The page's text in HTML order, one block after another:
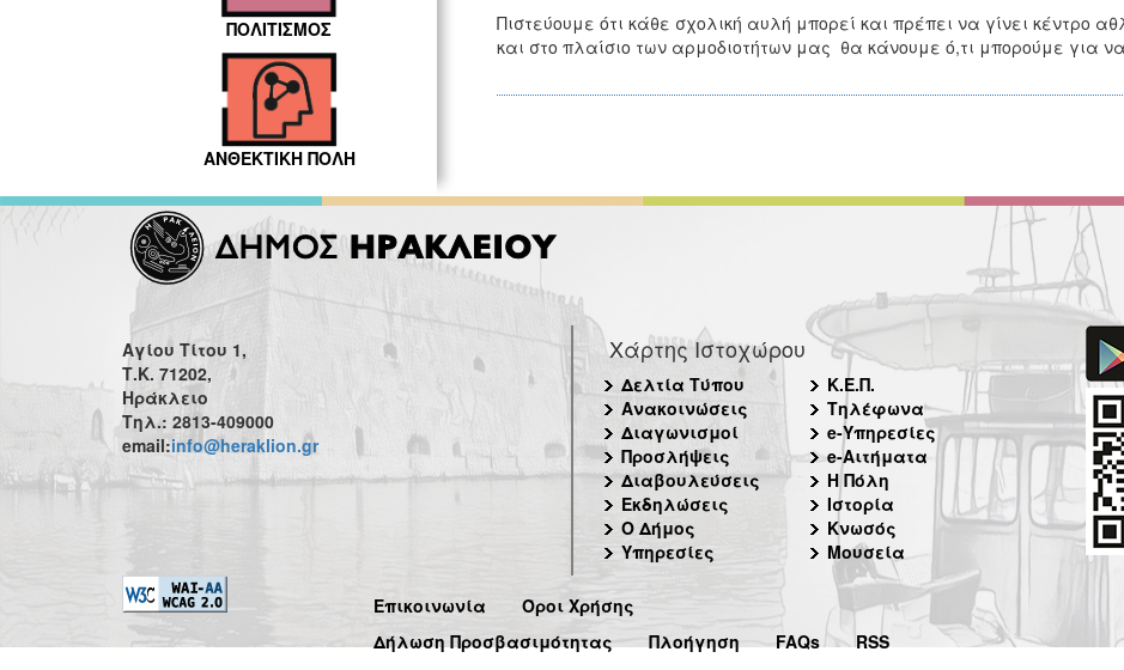
ΠΟΛΙΤΙΣΜΟΣ
ΑΝΘΕΚΤΙΚΗ ΠΟΛΗ
Πιστεύουμε ότι κάθε σχολική αυλή μπορεί και πρέπει να γίνει κέντρο
και στο πλαίσιο των αρμοδιοτήτων μας θα κάνουμε ό,τι μπορούμε για
Αγίου Τίτου 1,
Τ.Κ. 71202,
Ηράκλειο
Τηλ.: 2813-409000
email:info@heraklion.gr
Χάρτης Ιστοχώρου
Δελτία Τύπου
Ανακοινώσεις
Διαγωνισμοί
Προσλήψεις
Διαβουλεύσεις
Εκδηλώσεις
Ο Δήμος
Υπηρεσίες
Κ.Ε.Π.
Τηλέφωνα
e-Υπηρεσίες
e-Αιτήματα
Η Πόλη
Ιστορία
Κνωσός
Μουσεία
Επικοινωνία
Όροι Χρήσης
Δήλωση Προσβασιμότητας
Πλοήγηση FAQs RSS